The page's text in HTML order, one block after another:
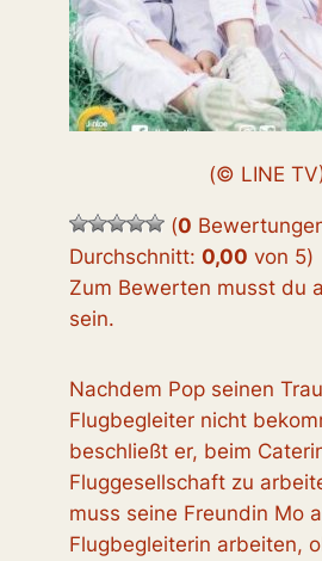
(© LINE
(0
Durchschnitt:0,00 von 5)
Zum Bewerten musst du
sein.
Nachdem Pop seinen
Flugbegleiter nicht
beschließt er, beim
Fluggesellschaft zu
muss seine Freundin Mo
Flugbegleiterin arbeiten,